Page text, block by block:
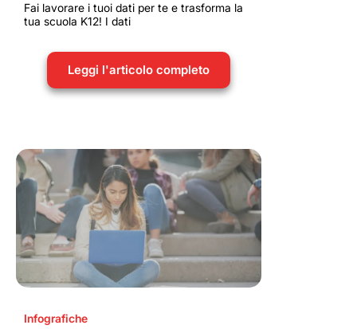
Fai lavorare i tuoi dati per te e trasforma la
tua scuola K12! I dati
Leggi l'articolo completo
Infografiche